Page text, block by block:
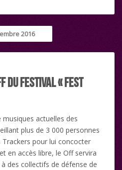
2016
du festival « Fest
actuelles des
plus de 3 000 personnes
pour lui concocter
en accès libre, le Off servira
des collectifs de défense de